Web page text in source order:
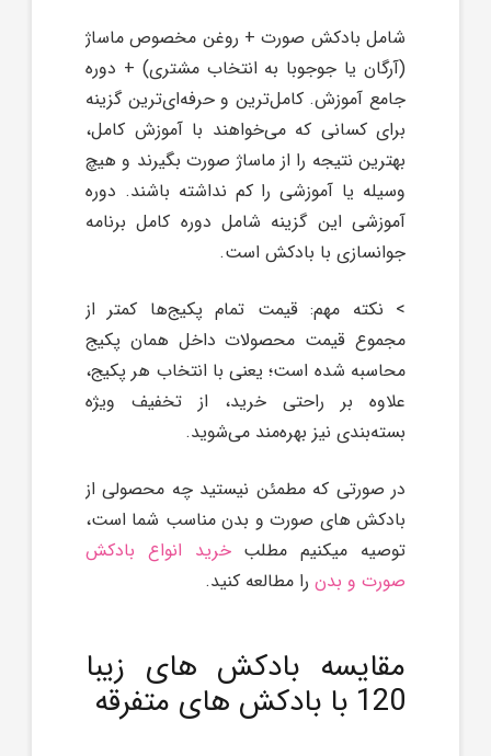
شامل بادکش صورت + روغن مخصوص ماساژ
(آرگان یا جوجوبا به انتخاب مشتری) + دوره
جامع آموزش. کامل‌ترین و حرفه‌ای‌ترین گزینه
برای کسانی که می‌خواهند با آموزش کامل،
بهترین نتیجه را از ماساژ صورت بگیرند و هیچ
وسیله یا آموزشی را کم نداشته باشند. دوره
آموزشی این گزینه شامل دوره کامل برنامه
جوانسازی با بادکش است.
> نکته مهم: قیمت تمام پکیج‌ها کمتر از
مجموع قیمت محصولات داخل همان پکیج
محاسبه شده است؛ یعنی با انتخاب هر پکیج،
علاوه بر راحتی خرید، از تخفیف ویژه
بسته‌بندی نیز بهره‌مند می‌شوید.
در صورتی که مطمئن نیستید چه محصولی از
بادکش های صورت و بدن مناسب شما است،
توصیه میکنیم مطلبخرید انواع بادکش
صورت و بدن را مطالعه کنید.
مقایسه بادکش های زیبا
120 با بادکش های متفرقه